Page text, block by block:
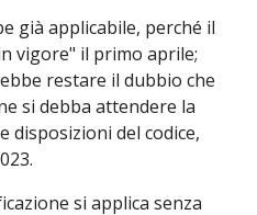
già applicabile, perché il
vigore" il primo aprile;
restare il dubbio che
si debba attendere la
disposizioni del codice,
si applica senza